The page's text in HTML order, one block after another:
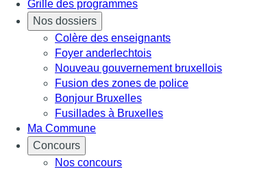
Grille des programmes
Nos dossiers
Colère des enseignants
Foyer anderlechtois
Nouveau gouvernement bruxellois
Fusion des zones de police
Bonjour Bruxelles
Fusillades à Bruxelles
Ma Commune
Concours
Nos concours